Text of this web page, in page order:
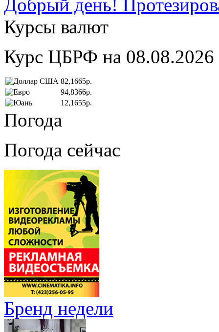
Добрый день!
Курсы валют
Курс ЦБРФ на 08.08.2026
82,1665р.
94,8366р.
12,1655р.
Погода
Погода сейчас
Бренд недели